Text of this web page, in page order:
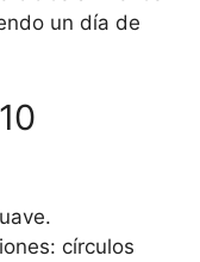
un día de
círculos